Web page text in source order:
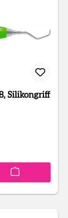
benutze die